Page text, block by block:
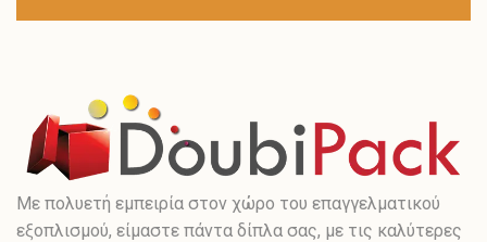
Με πολυετή εμπειρία στον χώρο του επαγγελματικού
εξοπλισμού, είμαστε πάντα δίπλα σας, με τις καλύτερες